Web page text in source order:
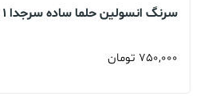
750,000 تومان